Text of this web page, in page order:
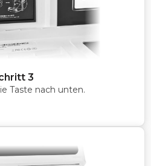
3
Taste nach unten.